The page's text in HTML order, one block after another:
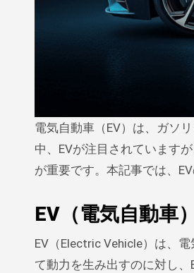
電気自動車（EV）は、ガソリン車とは異なる仕組みで動力を得る次世代の自動車です。環境への配慮や技術の進化が進む
中、EVが注目されています
が重要です。本記事では、
EV（電気自動車
EV（Electric Vehicle）は、
て動力を生み出すのに対し